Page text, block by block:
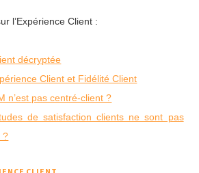
l’Expérience Client :
décryptée
Client et Fidélité Client
n’est pas centré-client ?
de satisfaction clients ne sont pas
?